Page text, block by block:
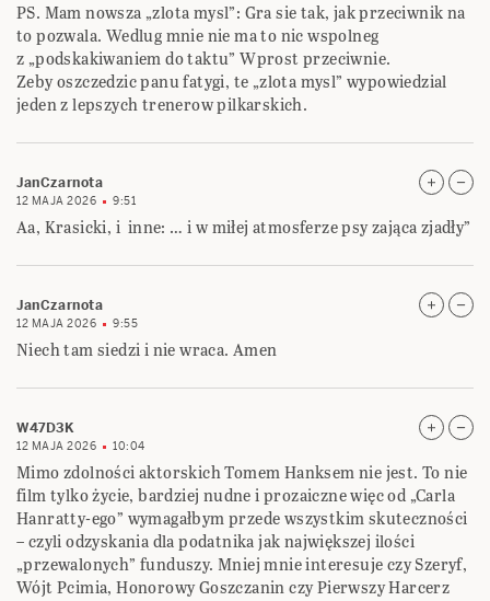
PS. Mam nowsza „zlota mysl”: Gra sie tak, jak przeciwnik na
to pozwala. Wedlug mnie nie ma to nic wspolneg
z „podskakiwaniem do taktu” Wprost przeciwnie.
Zeby oszczedzic panu fatygi, te „zlota mysl” wypowiedzial
jeden z lepszych trenerow pilkarskich.
JanCzarnota
12 MAJA 2026 9:51
Aa, Krasicki, i inne: … i w miłej atmosferze psy zająca zjadły”
JanCzarnota
12 MAJA 2026 9:55
Niech tam siedzi i nie wraca. Amen
W47D3K
12 MAJA 2026 10:04
Mimo zdolności aktorskich Tomem Hanksem nie jest. To nie
film tylko życie, bardziej nudne i prozaiczne więc od „Carla
Hanratty-ego” wymagałbym przede wszystkim skuteczności
– czyli odzyskania dla podatnika jak największej ilości
„przewalonych” funduszy. Mniej mnie interesuje czy Szeryf,
Wójt Pcimia, Honorowy Goszczanin czy Pierwszy Harcerz